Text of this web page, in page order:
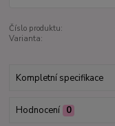
Číslo produktu:
Varianta:
Kompletní specifikace
Hodnocení 0